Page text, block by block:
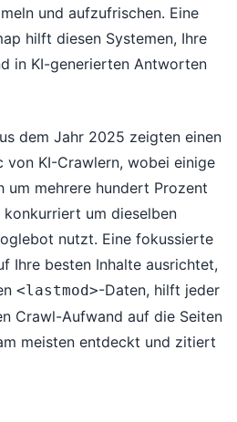
und aufzufrischen. Eine
hilft diesen Systemen, Ihre
in KI-generierten Antworten
dem Jahr 2025 zeigten einen
von KI-Crawlern, wobei einige
um mehrere hundert Prozent
um dieselben
nutzt. Eine fokussierte
Ihre besten Inhalte ausrichtet,
<lastmod>-Daten, hilft jeder
Crawl-Aufwand auf die Seiten
meisten entdeckt und zitiert